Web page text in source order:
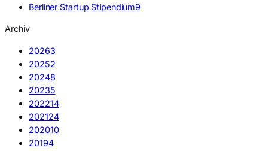
Berliner Startup Stipendium9
Archiv
20263
20252
20248
20235
202214
202124
202010
20194